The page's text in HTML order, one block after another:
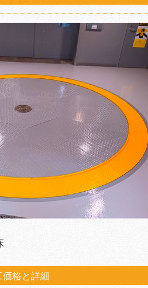
価格と詳細